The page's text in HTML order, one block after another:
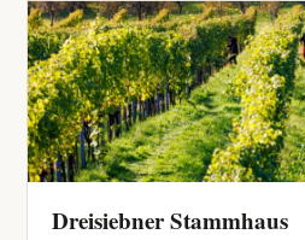
Dreisiebner Stammhaus